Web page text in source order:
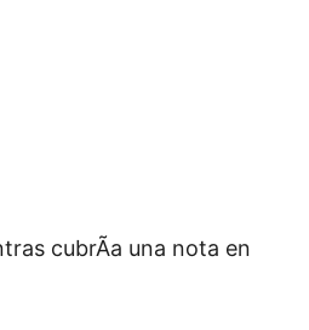
cubrÃ­a una nota en